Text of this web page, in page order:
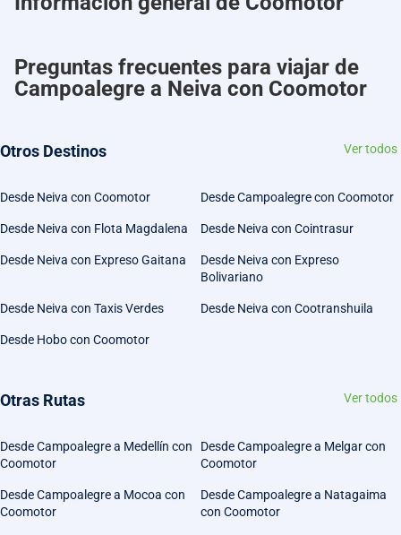
Preguntas frecuentes para viajar de
Campoalegre a Neiva con Coomotor
Otros Destinos Ver todos
Desde Neiva con Coomotor Desde Campoalegre con Coomotor
Desde Neiva con Flota Magdalena Desde Neiva con Cointrasur
Desde Neiva con Expreso Gaitana
Desde Neiva con Expreso
Bolivariano
Desde Neiva con Taxis Verdes Desde Neiva con Cootranshuila
Desde Hobo con Coomotor
Otras Rutas Ver todos
Desde Campoalegre a Medellín con
Coomotor
Desde Campoalegre a Melgar con
Coomotor
Desde Campoalegre a Mocoa con
Coomotor
Desde Campoalegre a Natagaima
con Coomotor